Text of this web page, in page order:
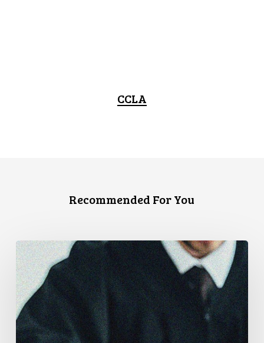
CCLA
Recommended For You
L’Association
canadienne
des
libertés
civiles
exhorte
le